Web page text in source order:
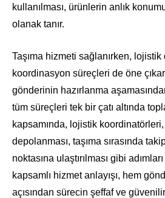
kullanılması, ürünlerin anlık
olanak tanır.
Taşıma hizmeti sağlanırken, lojistik
koordinasyon süreçleri de öne
gönderinin hazırlanma
tüm süreçleri tek bir çatı altında
kapsamında, lojistik
depolanması, taşıma sırasında
noktasına ulaştırılması gibi
kapsamlı hizmet anlayışı, hem
açısından sürecin şeffaf ve